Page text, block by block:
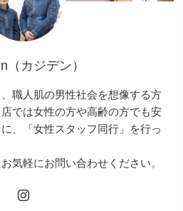
（カジデン）
、職人肌の男性社会を想像する方
では女性の方や高齢の方でも安
、「女性スタッフ同行」を行っ
気軽にお問い合わせください。